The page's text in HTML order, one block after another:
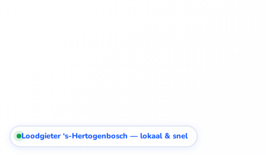
Loodgieter ‘s-Hertogenbosch — lokaal & snel